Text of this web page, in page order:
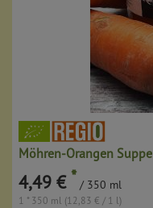
Möhren-Orangen Suppe
4,49 € * / 350 ml
1 * 350 ml (12,83 € / 1 l)